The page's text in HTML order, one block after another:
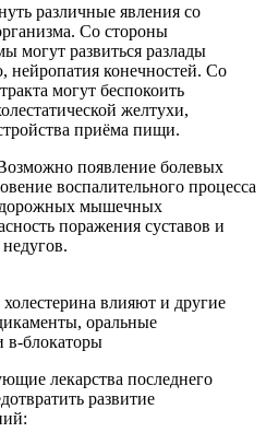
различные явления со
Со стороны
могут развиться разлады
нейропатия конечностей. Со
могут беспокоить
желтухи,
приёма пищи.
появление болевых
воспалительного процесса
мышечных
поражения суставов и
влияют и другие
оральные
в-блокаторы
лекарства последнего
развитие